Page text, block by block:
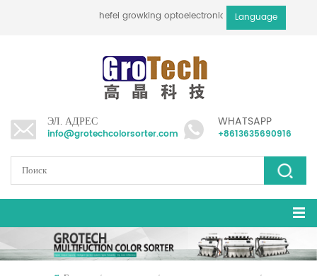
hefei growking optoelectronic technology co., ltd
Language
ЭЛ. АДРЕС
info@grotechcolorsorter.com
WHATSAPP
+8613635690916